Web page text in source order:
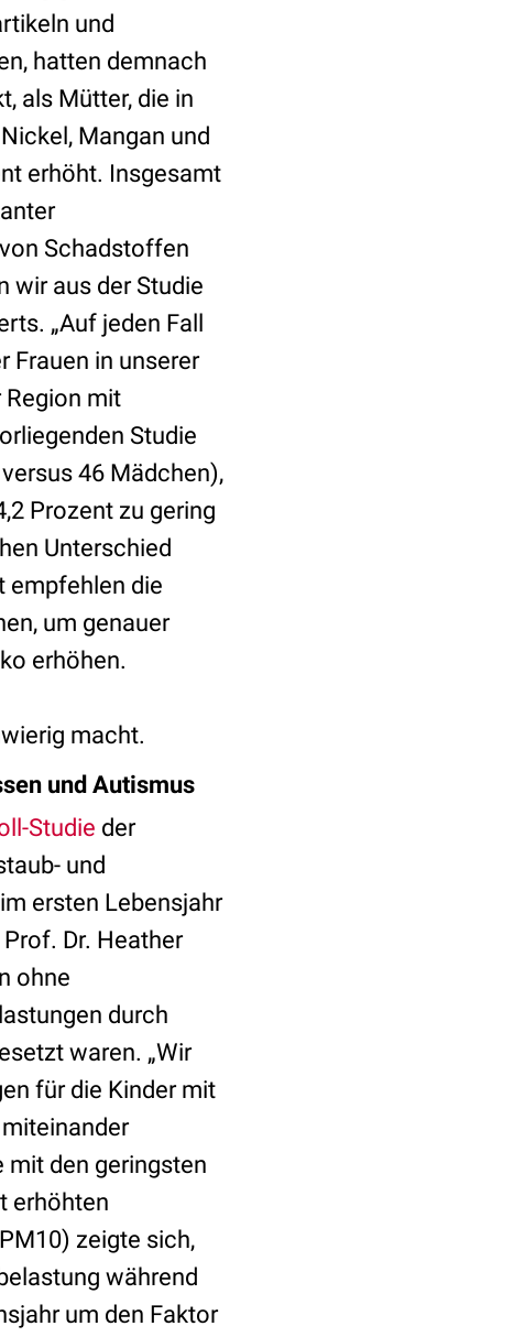
und
hatten demnach
als Mütter, die in
Mangan und
erhöht. Insgesamt
Schadstoffen
wir aus der Studie
„Auf jeden Fall
Frauen in unserer
mit
Studie
46 Mädchen),
Prozent zu gering
Unterschied
empfehlen die
um genauer
erhöhen.
macht.
und Autismus
Studie der
und
ersten Lebensjahr
Dr. Heather
ohne
durch
waren. „Wir
für die Kinder mit
mit den geringsten
erhöhten
zeigte sich,
während
um den Faktor